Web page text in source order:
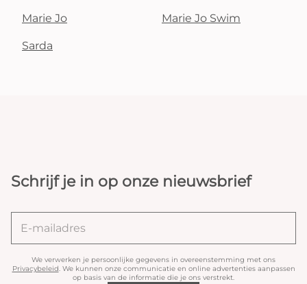
Marie Jo Marie Jo Swim
Sarda
Schrijf je in op onze nieuwsbrief
We verwerken je persoonlijke gegevens in overeenstemming met ons
Privacybeleid. We kunnen onze communicatie en online advertenties aanpassen
op basis van de informatie die je ons verstrekt.